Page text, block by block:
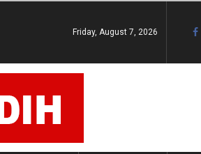
Friday, August 7, 2026